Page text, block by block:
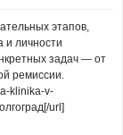
этапов,
и личности
задач — от
ремиссии.
klinika-v-
url]